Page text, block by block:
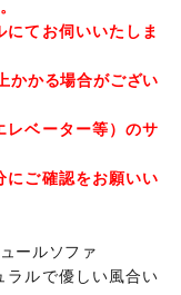
にてお伺いいたしま
かかる場合がござい
レベーター等）のサ
にご確認をお願いい
ールソファ
ラルで優しい風合い